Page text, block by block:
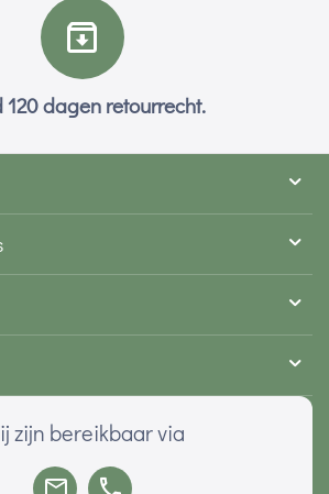
120 dagen retourrecht.
zijn bereikbaar via